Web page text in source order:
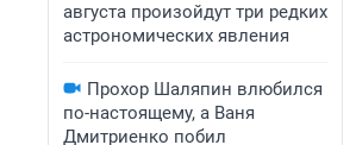
августа произойдут три редких
астрономических явления
Прохор Шаляпин влюбился
по-настоящему, а Ваня
Дмитриенко побил